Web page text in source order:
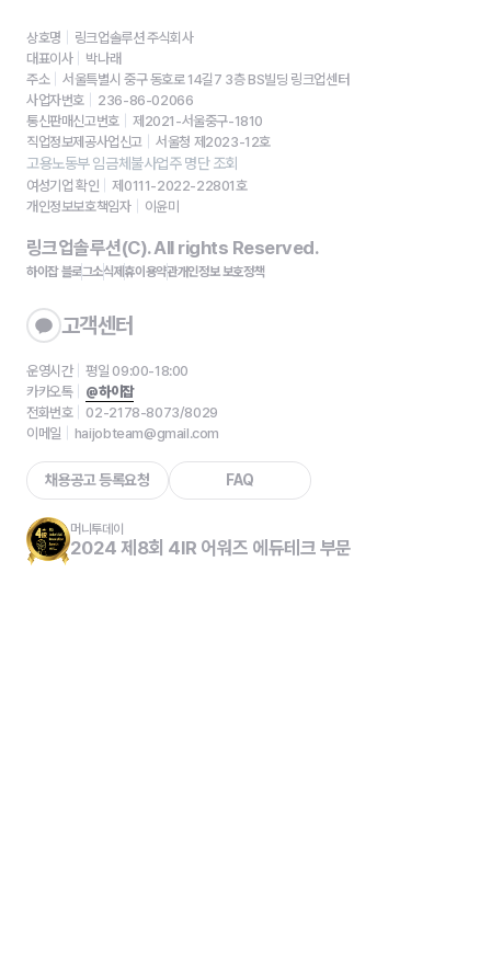
대표이사
박나래
주소
서울특별시 중구 동호로 14길7 3층 BS빌딩 링크업센터
사업자번호
236-86-02066
통신판매신고번호
제2021-서울중구-1810
직업정보제공사업신고
서울청 제2023-12호
고용노동부 임금체불사업주 명단 조회
여성기업 확인
제0111-2022-22801호
개인정보보호책임자
이윤미
하이잡 블로그소식제휴이용약관 개인정보 보호정책
운영시간
카카오톡
@하이잡
전화번호
02-2178-8073/8029
이메일
haijobteam@gmail.com
머니투데이
2024 제8회 4IR 어워즈 에듀테크 부문